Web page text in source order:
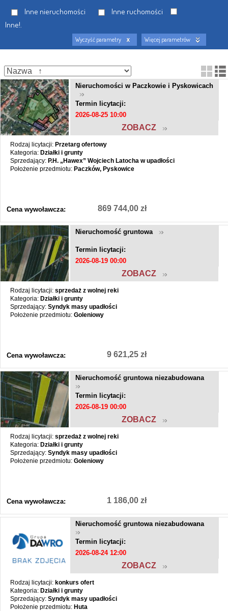
Inne nieruchomości
Inne ruchomości
Inne!.
Wyczyść parametry Więcej parametrów
Nieruchomości w Paczkowie i Pyskowicach
Termin licytacji:
2026-08-25 10:00
ZOBACZ
Rodzaj licytacji: Przetarg ofertowy
Kategoria: Działki i grunty
Sprzedający: P.H. „Hawex” Wojciech Latocha w upadłości
Położenie przedmiotu: Paczków, Pyskowice
Cena wywoławcza: 869 744,00 zł
Nieruchomość gruntowa
Termin licytacji:
2026-08-19 00:00
ZOBACZ
Rodzaj licytacji: sprzedaż z wolnej reki
Kategoria: Działki i grunty
Sprzedający: Syndyk masy upadłości
Położenie przedmiotu: Goleniowy
Cena wywoławcza: 9 621,25 zł
Nieruchomość gruntowa niezabudowana
Termin licytacji:
2026-08-19 00:00
ZOBACZ
Rodzaj licytacji: sprzedaż z wolnej reki
Kategoria: Działki i grunty
Sprzedający: Syndyk masy upadłości
Położenie przedmiotu: Goleniowy
Cena wywoławcza: 1 186,00 zł
Nieruchomość gruntowa niezabudowana
Termin licytacji:
2026-08-24 12:00
ZOBACZ
Rodzaj licytacji: konkurs ofert
Kategoria: Działki i grunty
Sprzedający: Syndyk masy upadłości
Położenie przedmiotu: Huta